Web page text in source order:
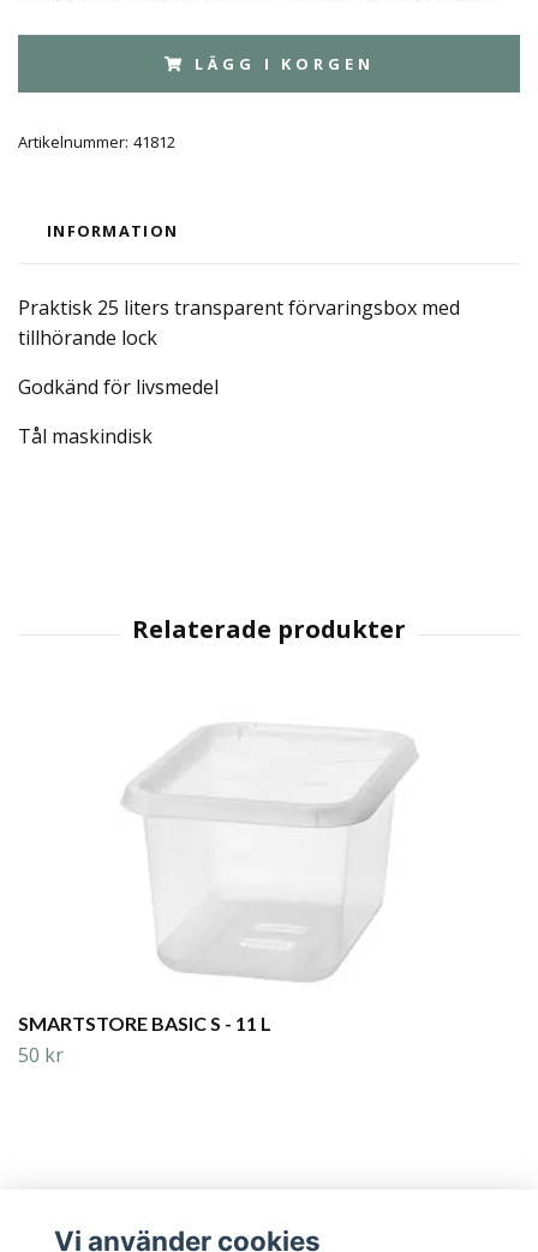
LÄGG I KORGEN
Artikelnummer: 41812
INFORMATION
Praktisk 25 liters transparent förvaringsbox med
tillhörande lock
Godkänd för livsmedel
Tål maskindisk
SMARTSTORE BASIC S - 11 L
50 kr
Vi använder cookies